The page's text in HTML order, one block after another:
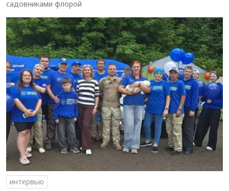
садовниками флорой
интервью